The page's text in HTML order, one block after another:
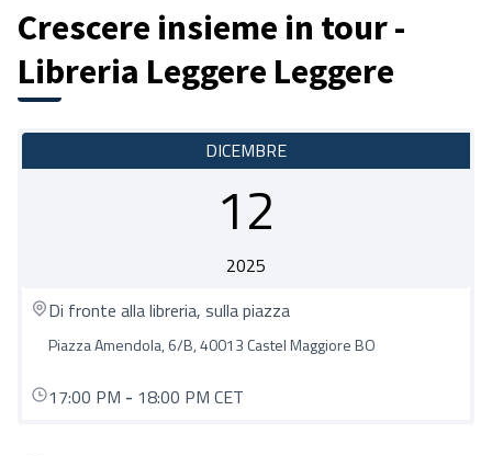
Crescere insieme in tour -
Libreria Leggere Leggere
DICEMBRE
12
2025
Di fronte alla libreria, sulla piazza
Piazza Amendola, 6/B, 40013 Castel Maggiore BO
17:00 PM - 18:00 PM CET